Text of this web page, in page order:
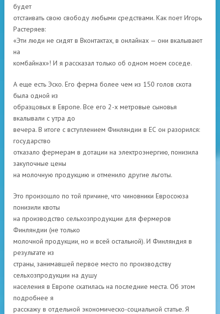
будет
отстаивать свою свободу любыми средствами. Как поет Игорь
Растеряев:
«Эти люди не сидят в Вконтактах, в онлайнах — они вкалывают
на
комбайнах»! И я рассказал только об одном моем соседе.
А еще есть Эско. Его ферма более чем из 150 голов скота
была одной из
образцовых в Европе. Все его 2-х метровые сыновья
вкалывали с утра до
вечера. В итоге с вступлением Финляндии в ЕС он разорился:
государство
отказало фермерам в дотации на электроэнергию, понизила
закупочные цены
на молочную продукцию и отменило другие льготы.
Это произошло по той причине, что чиновники Евросоюза
понизили квоты
на производство сельхозпродукции для фермеров
Финляндии (не только
молочной продукции, но и всей остальной). И Финляндия в
результате из
страны, занимавшей первое место по производству
сельхозпродукции на душу
населения в Европе скатилась на последние места. Об этом
подробнее я
расскажу в отдельной экономическо-социальной статье. Я